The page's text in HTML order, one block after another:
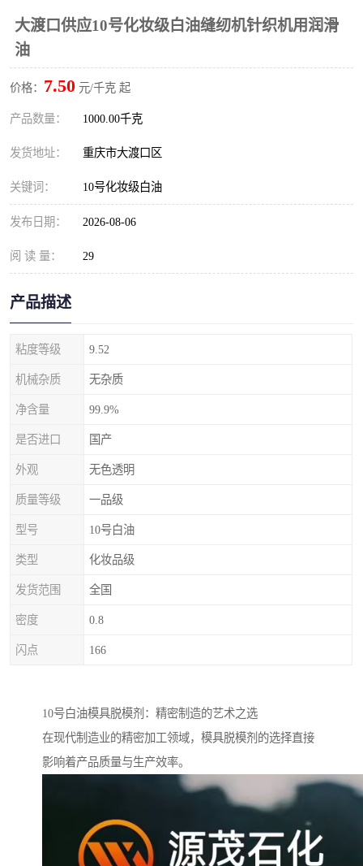
大渡口供应10号化妆级白油缝纫机针织机用润滑
油
价格： 7.50 元/千克 起
产品数量： 1000.00千克
发货地址： 重庆市大渡口区
关键词： 10号化妆级白油
发布日期： 2026-08-06
阅 读 量： 29
产品描述
粘度等级 9.52
机械杂质 无杂质
净含量 99.9%
是否进口 国产
外观 无色透明
质量等级 一品级
型号 10号白油
类型 化妆品级
发货范围 全国
密度 0.8
闪点 166
10号白油模具脱模剂：精密制造的艺术之选
在现代制造业的精密加工领域，模具脱模剂的选择直接
影响着产品质量与生产效率。